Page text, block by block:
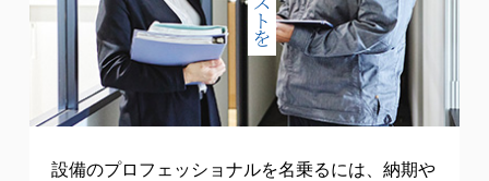
設備のプロフェッショナルを名乗るには、納期や